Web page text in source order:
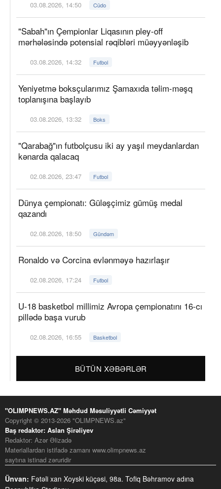
03.08.2026, 14:50 Cüdo
"Sabah"ın Çempionlar Liqasının pley-off
mərhələsində potensial rəqibləri müəyyənləşib
03.08.2026, 14:32 Futbol
Yeniyetmə boksçularımız Şamaxıda təlim-məşq
toplanışına başlayıb
03.08.2026, 13:32 Boks
"Qarabağ"ın futbolçusu iki ay yaşıl meydanlardan
kənarda qalacaq
02.08.2026, 23:47 Futbol
Dünya çempionatı: Güləşçimiz gümüş medal
qazandı
02.08.2026, 18:50 Gündəm
Ronaldo və Corcina evlənməyə hazırlaşır
02.08.2026, 17:24 Futbol
U-18 basketbol millimiz Avropa çempionatını 16-cı
pillədə başa vurub
02.08.2026, 16:55 Basketbol
BÜTÜN XƏBƏRLƏR
"OLIMPNEWS.AZ" Məhdud Məsuliyyətli Cəmiyyət
Copyright © 2013-2026 "OLIMPNEWS.az"
Baş redaktor: Aslan Şirəliyev
Redaktor: Azər Əlizadə
Materiallardan istifadə zamanı www.olimpnews.az
saytına istinad zəruridir
Ünvan: Fətəli xan Xoyski küçəsi, 98a. Tofiq Bəhramov adına